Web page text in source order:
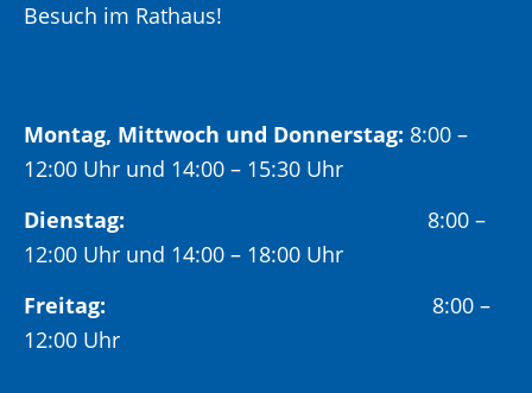
Besuch im Rathaus!
Montag, Mittwoch und Donnerstag: 8:00 –
12:00 Uhr und 14:00 – 15:30 Uhr
Dienstag: 8:00 –
12:00 Uhr und 14:00 – 18:00 Uhr
Freitag:
8:00 –
12:00 Uhr